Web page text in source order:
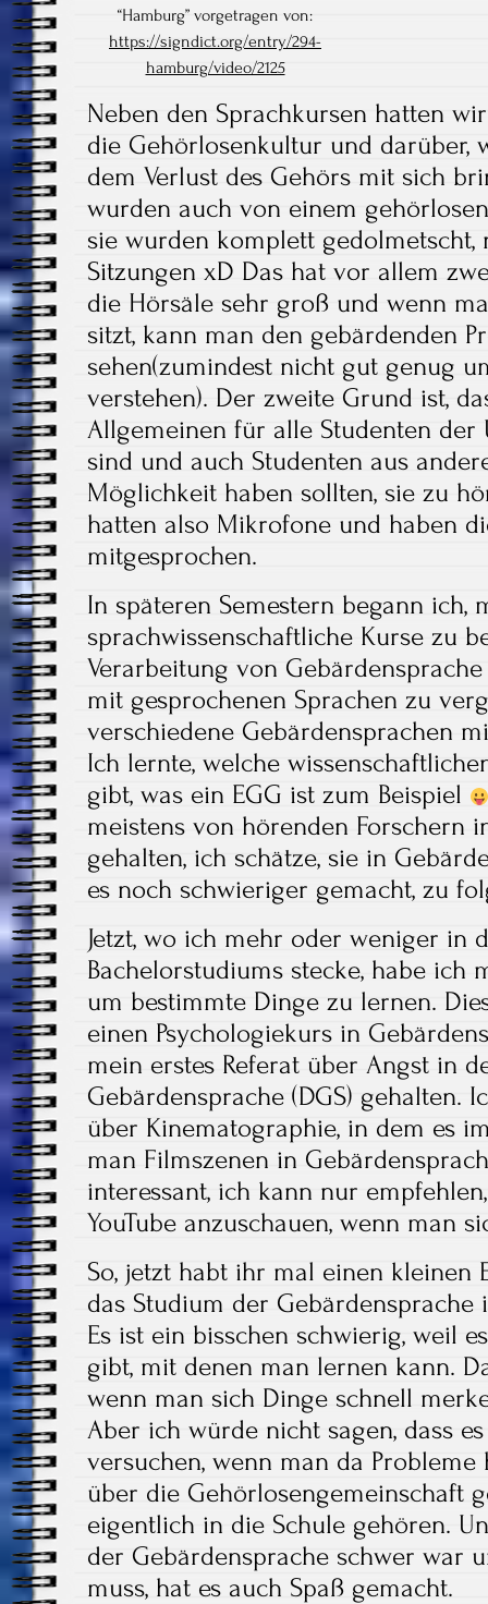
“Hamburg” vorgetragen von:
https://signdict.org/entry/294-
hamburg/video/2125
Neben den Sprachkursen hatten
die Gehörlosenkultur und darüber,
dem Verlust des Gehörs mit sich
wurden auch von einem
sie wurden komplett
Sitzungen xD Das hat vor allem
die Hörsäle sehr groß und wenn
sitzt, kann man den gebärdenden
sehen(zumindest nicht gut genug
verstehen). Der zweite Grund ist,
Allgemeinen für alle Studenten der
sind und auch Studenten aus
Möglichkeit haben sollten, sie zu
hatten also Mikrofone und haben
mitgesprochen.
In späteren Semestern begann ich,
sprachwissenschaftliche Kurse zu
Verarbeitung von
mit gesprochenen Sprachen zu
verschiedene Gebärdensprachen
Ich lernte, welche
gibt, was ein EGG ist zum Beispiel
meistens von hörenden Forschern
gehalten, ich schätze, sie in
es noch schwieriger gemacht, zu
Jetzt, wo ich mehr oder weniger in
Bachelorstudiums stecke, habe ich
um bestimmte Dinge zu lernen.
einen Psychologiekurs in
mein erstes Referat über Angst in
Gebärdensprache (DGS) gehalten.
über Kinematographie, in dem es
man Filmszenen in
interessant, ich kann nur
YouTube anzuschauen, wenn man
So, jetzt habt ihr mal einen kleinen
das Studium der Gebärdensprache
Es ist ein bisschen schwierig, weil
gibt, mit denen man lernen kann.
wenn man sich Dinge schnell
Aber ich würde nicht sagen, dass
versuchen, wenn man da
über die Gehörlosengemeinschaft
eigentlich in die Schule gehören.
der Gebärdensprache schwer war
muss, hat es auch Spaß gemacht.